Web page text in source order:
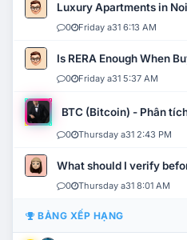
Luxury Apartments in
0 Friday a31 6:13 AM
Is RERA Enough When
0 Friday a31 5:37 AM
BTC (Bitcoin) - Phân
0 Thursday a31 2:43 PM
What should I verify
0 Thursday a31 8:01 AM
BẢNG XẾP HẠNG